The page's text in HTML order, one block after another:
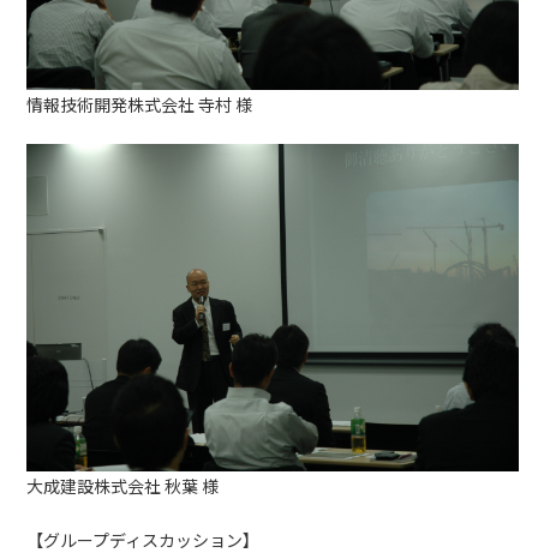
情報技術開発株式会社 寺村 様
大成建設株式会社 秋葉 様
【グループディスカッション】